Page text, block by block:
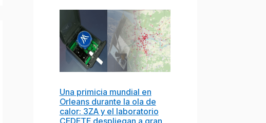
Una primicia mundial en
Orleans durante la ola de
calor: 3ZA y el laboratorio
CEDETE despliegan a gran